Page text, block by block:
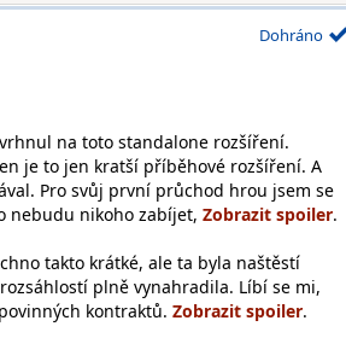
Dohráno
na toto standalone rozšíření.
je to jen kratší příběhové rozšíření. A
Pro svůj první průchod hrou jsem se
nebudu nikoho zabíjet,
.
takto krátké, ale ta byla naštěstí
plně vynahradila. Líbí se mi,
kontraktů.
.